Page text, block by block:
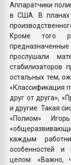
Аппаратчики
в США. В планах
Кроме того
предназначенные
прослушали
стабилизаторов
остальных тем,
«Классификация
друг от друга»,
и другие. Такая
«Полиом»
каждым
особенностей и
целом: «Важно,